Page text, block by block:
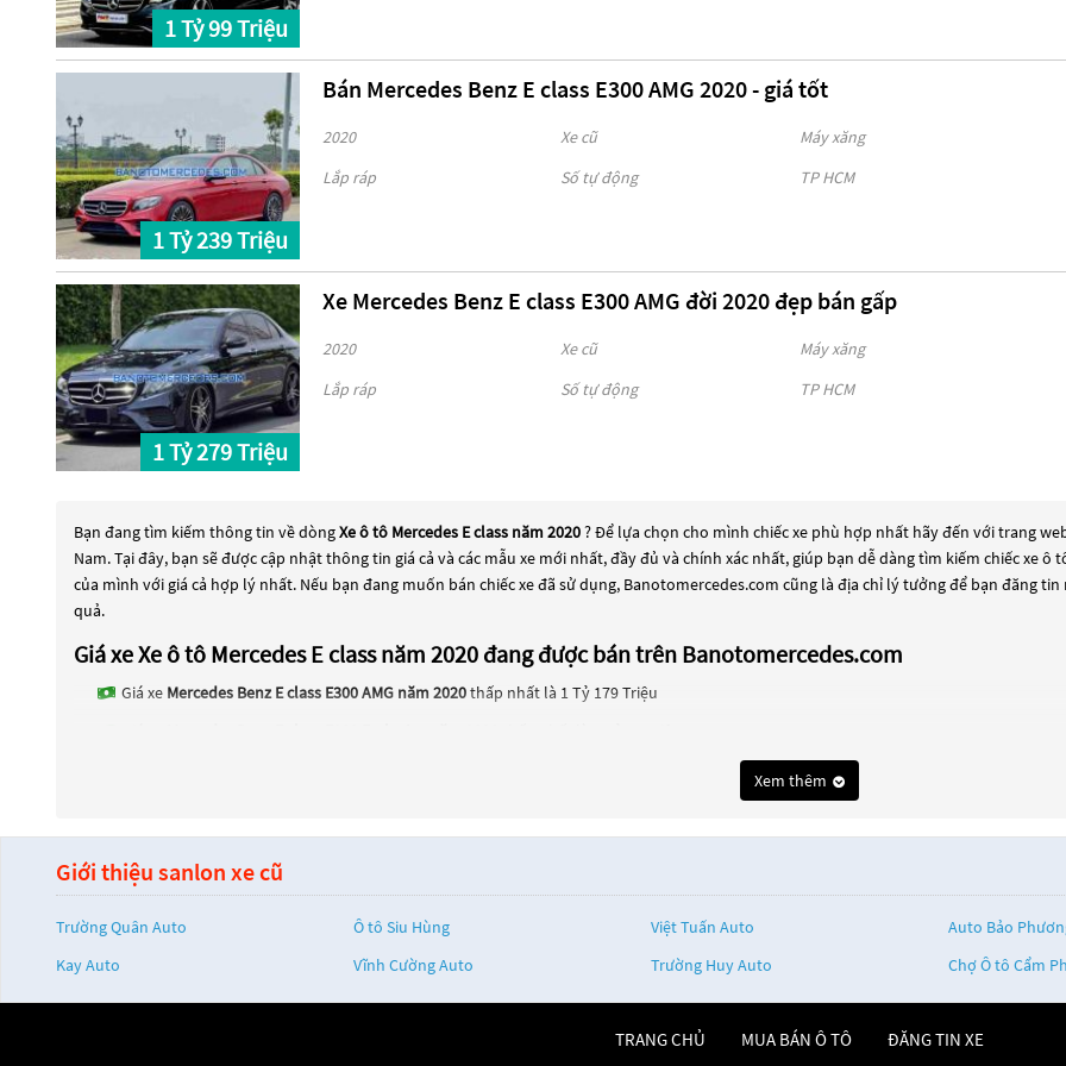
1 Tỷ 99 Triệu
1 Tỷ 239 Triệu
Bán Mercedes Benz E class E300 AMG 2020 - giá tốt
2020 Xe cũ
Máy xăng
Lắp ráp
Số tự động TP HCM
1 Tỷ 279 Triệu
Xe Mercedes Benz E class E300 AMG đời 2020 đẹp bán gấp
2020 Xe cũ
Máy xăng
Lắp ráp
Số tự động TP HCM
Bạn đang tìm kiếm thông tin về dòngXe ô tô Mercedes E class năm 2020? Để lựa chọn cho mình chiếc xe phù hợp nhất hãy đến với trang
Nam. Tại đây, bạn sẽ được cập nhật thông tin giá cả và các mẫu xe mới nhất, đầy đủ và chính xác nhất, giúp bạn dễ dàng tìm kiếm chiếc xe
của mình với giá cả hợp lý nhất. Nếu bạn đang muốn bán chiếc xe đã sử dụng, Banotomercedes.com cũng là địa chỉ lý tưởng để bạn đăng
quả.
Giá xe Xe ô tô Mercedes E class năm 2020 đang được bán trên Banotomercedes.com
Giá xe Mercedes Benz E class E300 AMG năm 2020thấp nhất là 1 Tỷ 179 Triệu
đang trở thành một lựa chọn phổ biến cho những người đang tìm kiếm chiếc xe đáng tin cậy. Và
2020đang trở thành sự lựa chọn phổ biến. Các dòngXe ô tô Mercedes E class năm 2020này có thể là những dòng xe đời cũ đã được nâng
tiến. Các dòng
Xe ô tô Mercedes E class năm 2020
ô tô Mercedes E class năm 2020
Xem thêm
Giới thiệu sanlon xe cũ
Trường Quân Auto Ô tô Siu Hùng Việt Tuấn Auto Auto Bảo
Kay Auto
Vĩnh Cường Auto Trường Huy Auto Chợ Ô tô Cẩm
TRANG CHỦ MUA BÁN Ô TÔ ĐĂNG TIN XE